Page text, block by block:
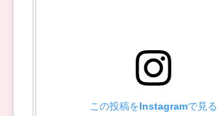
この投稿をInstagramで見る